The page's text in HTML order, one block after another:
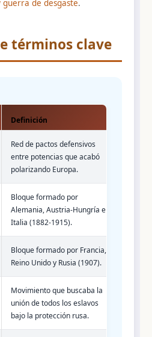
de desgaste.
términos clave
Definición
Red de pactos defensivos
entre potencias que acabó
polarizando Europa.
Bloque formado por
Alemania, Austria-Hungría e
Italia (1882-1915).
Bloque formado por Francia,
Reino Unido y Rusia (1907).
Movimiento que buscaba la
unión de todos los eslavos
bajo la protección rusa.